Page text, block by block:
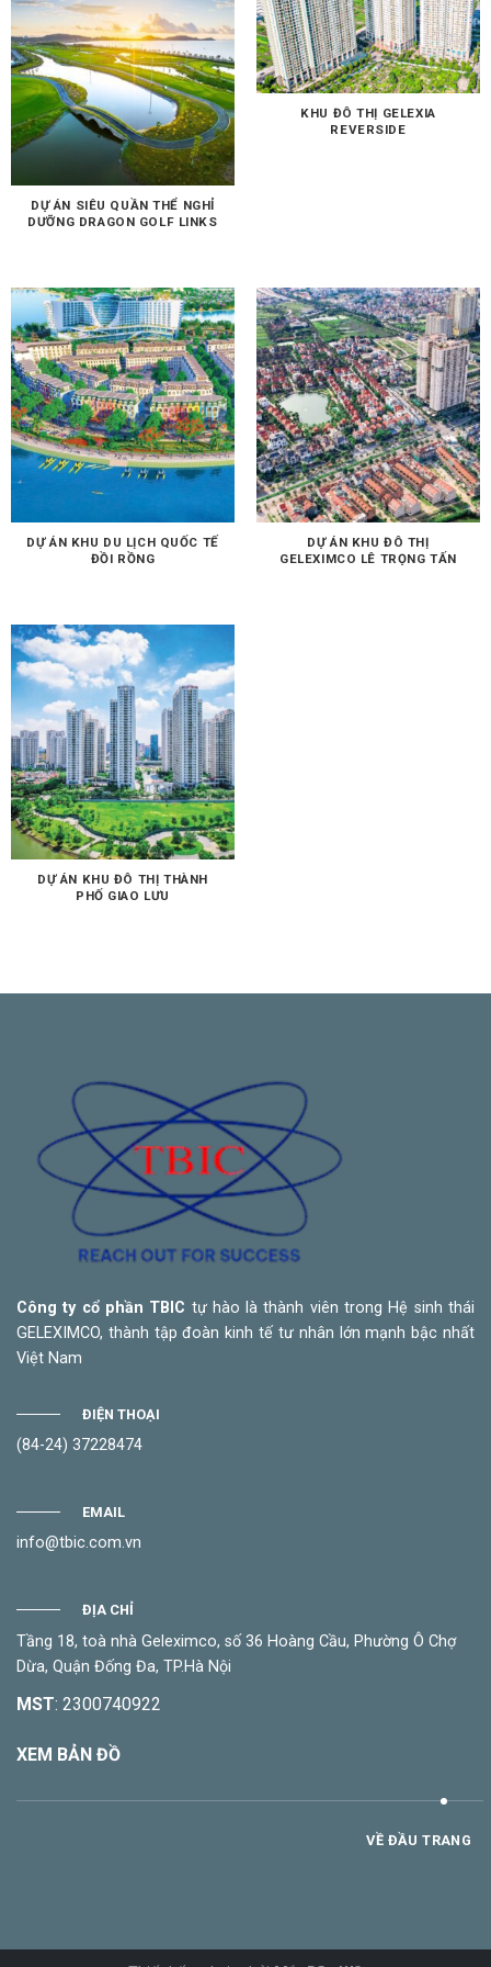
DỰ ÁN SIÊU QUẦN THỂ NGHỈ
DƯỠNG DRAGON GOLF LINKS
KHU ĐÔ THỊ GELEXIA
REVERSIDE
DỰ ÁN KHU DU LỊCH QUỐC TẾ
ĐỒI RỒNG
DỰ ÁN KHU ĐÔ THỊ
GELEXIMCO LÊ TRỌNG TẤN
DỰ ÁN KHU ĐÔ THỊ THÀNH
PHỐ GIAO LƯU
Công ty cổ phần TBIC tự hào là thành viên trong Hệ sinh thái
GELEXIMCO, thành tập đoàn kinh tế tư nhân lớn mạnh bậc nhất
Việt Nam
ĐIỆN THOẠI
(84-24) 37228474
EMAIL
info@tbic.com.vn
ĐỊA CHỈ
Tầng 18, toà nhà Geleximco, số 36 Hoàng Cầu, Phường Ô Chợ
Dừa, Quận Đống Đa, TP.Hà Nội
MST: 2300740922
XEM BẢN ĐỒ
VỀ ĐẦU TRANG